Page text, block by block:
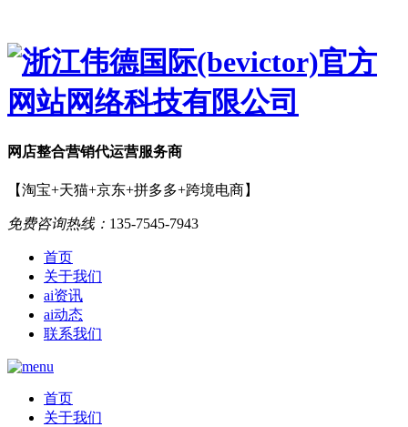
网店整合营销代运营服务商
【淘宝+天猫+京东+拼多多+跨境电商】
免费咨询热线： 135-7545-7943
首页
关于我们
ai资讯
ai动态
联系我们
首页
关于我们